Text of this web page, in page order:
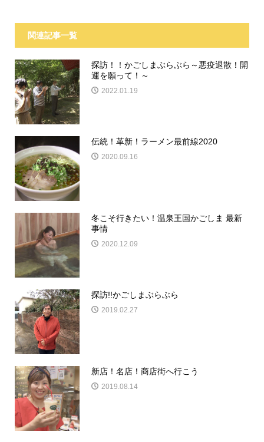
関連記事一覧
探訪！！かごしまぶらぶら～悪疫退散！開
運を願って！～
2022.01.19
伝統！革新！ラーメン最前線2020
2020.09.16
冬こそ行きたい！温泉王国かごしま 最新
事情
2020.12.09
探訪!!かごしまぶらぶら
2019.02.27
新店！名店！商店街へ行こう
2019.08.14